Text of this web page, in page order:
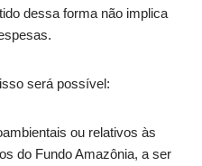
dessa forma não implica
será possível:
ou relativos às
do Fundo Amazônia, a ser